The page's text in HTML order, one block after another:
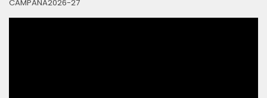
CAMPAÑA2026-27